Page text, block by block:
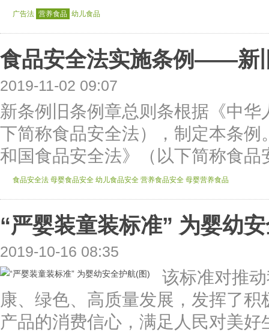
广告法 营养食品 幼儿食品
食品安全法实施条例——新
2019-11-02 09:07
新条例旧条例章总则条根据《中
下简称食品安全法），制定本条
和国食品安全法》（以下简称食
食品安全法 母婴食品安全 幼儿食品安全 营养食品安全 母婴营养食品
“严婴装童装标准” 为婴幼
2019-10-16 08:35
该标准对推
康、绿色、高质量发展，发挥了
产品的消费信心，满足人民对美